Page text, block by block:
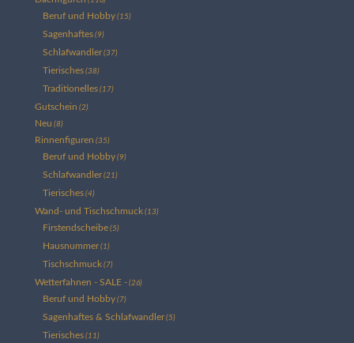
Beruf und Hobby (15)
Sagenhaftes (9)
Schlafwandler (37)
Tierisches (38)
Traditionelles (17)
Gutschein (2)
Neu (8)
Rinnenfiguren (35)
Beruf und Hobby (9)
Schlafwandler (21)
Tierisches (4)
Wand- und Tischschmuck (13)
Firstendscheibe (5)
Hausnummer (1)
Tischschmuck (7)
Wetterfahnen - SALE - (26)
Beruf und Hobby (7)
Sagenhaftes & Schlafwandler (5)
Tierisches (11)